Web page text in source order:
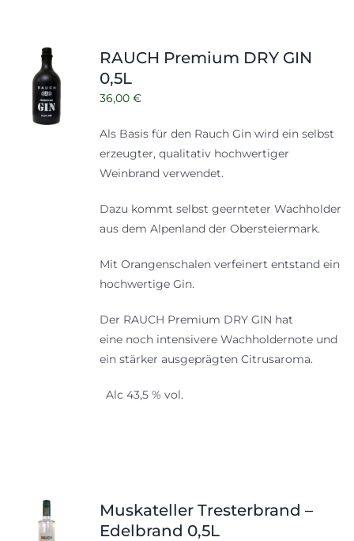
RAUCH Premium DRY GIN
0,5L
36,00 €
Als Basis für den Rauch Gin wird ein selbst
erzeugter, qualitativ hochwertiger
Weinbrand verwendet.
Dazu kommt selbst geernteter Wachholder
aus dem Alpenland der Obersteiermark.
Mit Orangenschalen verfeinert entstand ein
hochwertige Gin.
Der RAUCH Premium DRY GIN hat
eine noch intensivere Wachholdernote und
ein stärker ausgeprägten Citrusaroma.
Alc 43,5 % vol.
Muskateller Tresterbrand –
Edelbrand 0,5L